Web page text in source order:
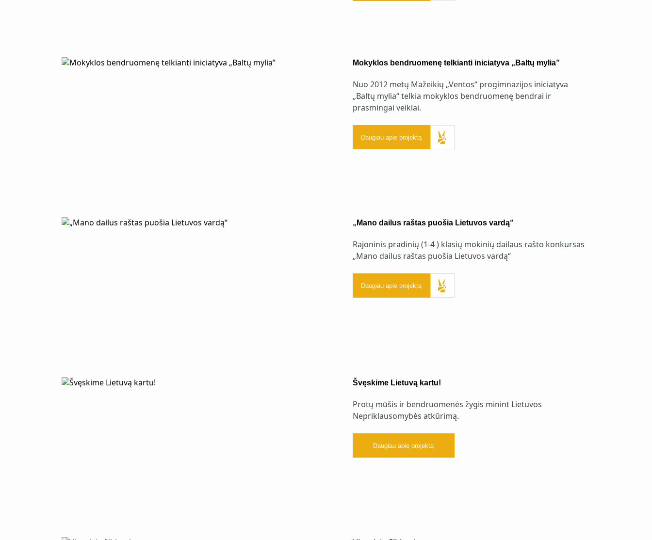
Mokyklos bendruomenę telkianti iniciatyva „Baltų mylia”
Nuo 2012 metų Mažeikių „Ventos“ progimnazijos iniciatyva
„Baltų mylia“ telkia mokyklos bendruomenę bendrai ir
prasmingai veiklai.
Daugiau apie projektą
„Mano dailus raštas puošia Lietuvos vardą“
Rajoninis pradinių (1-4 ) klasių mokinių dailaus rašto konkursas
„Mano dailus raštas puošia Lietuvos vardą“
Daugiau apie projektą
Švęskime Lietuvą kartu!
Protų mūšis ir bendruomenės žygis minint Lietuvos
Nepriklausomybės atkūrimą.
Daugiau apie projektą